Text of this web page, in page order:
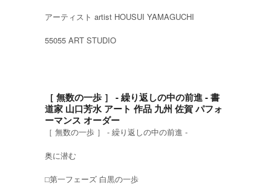
アーティスト artist HOUSUI YAMAGUCHI
55055 ART STUDIO
［ 無数の一歩 ］ - 繰り返しの中の前進 - 書
道家 山口芳水 アート 作品 九州 佐賀 パフォ
ーマンス オーダー
［ 無数の一歩 ］ - 繰り返しの中の前進 -
奥に潜む
⬜︎第一フェーズ 白黒の一歩